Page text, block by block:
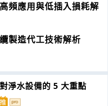
頻應用與低插入損耗解
製造代工技術解析
淨水設備的 5 大重點